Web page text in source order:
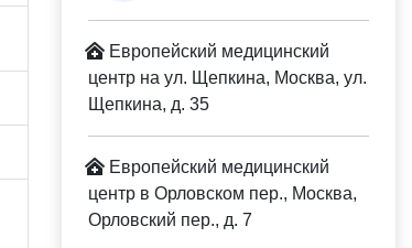
Европейский медицинский
центр на ул. Щепкина, Москва, ул.
Щепкина, д. 35
Европейский медицинский
центр в Орловском пер., Москва,
Орловский пер., д. 7